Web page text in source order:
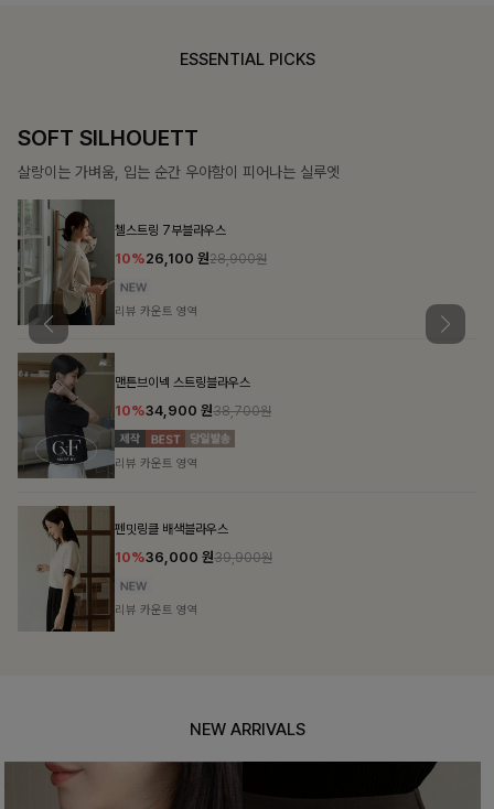
ESSENTIAL PICKS
COZY ESSENTIAL
매일의 일상을 부드럽게 감싸줄 니트 컬렉션
론클디 브이넥니트
10%24,300원26,900원
리뷰 카운트 영역
칠스트라이프 카라7부니트
10%31,900 원35,400원
리뷰 카운트 영역
셀드펜던트 7부니트
10%25,800 원28,600원
리뷰 카운트 영역
NEW ARRIVALS